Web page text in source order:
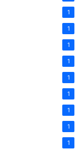
1
1
1
1
1
1
1
1
1